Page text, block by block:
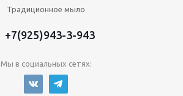
Традиционное мыло
+7(925)943-3-943
Мы в социальных сетях: